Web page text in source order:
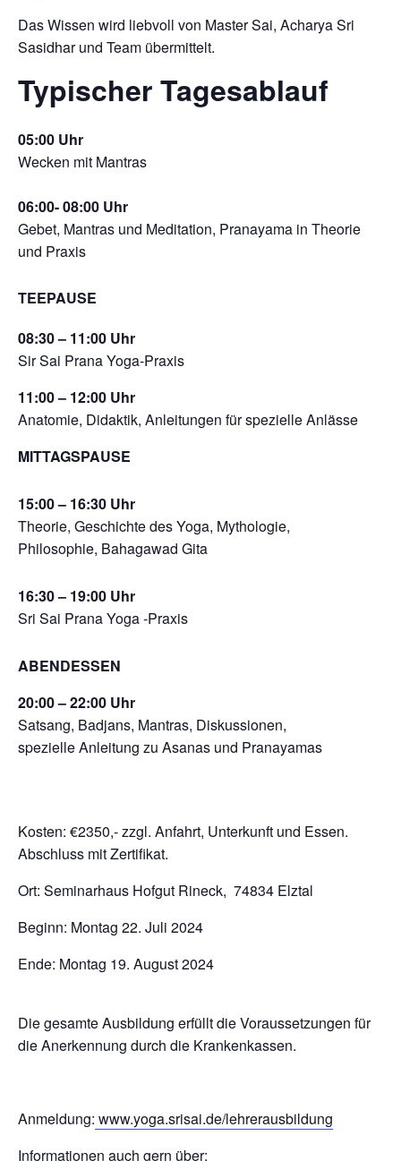
Das Wissen wird liebvoll von Master Sai, Acharya Sri
Sasidhar und Team übermittelt.
Typischer Tagesablauf
05:00 Uhr
Wecken mit Mantras
06:00- 08:00 Uhr
Gebet, Mantras und Meditation, Pranayama in Theorie
und Praxis
TEEPAUSE
08:30 – 11:00 Uhr
Sir Sai Prana Yoga-Praxis
11:00 – 12:00 Uhr
Anatomie, Didaktik, Anleitungen für spezielle Anlässe
MITTAGSPAUSE
15:00 – 16:30 Uhr
Theorie, Geschichte des Yoga, Mythologie,
Philosophie, Bahagawad Gita
16:30 – 19:00 Uhr
Sri Sai Prana Yoga -Praxis
ABENDESSEN
20:00 – 22:00 Uhr
Satsang, Badjans, Mantras, Diskussionen,
spezielle Anleitung zu Asanas und Pranayamas
Kosten: €2350,- zzgl. Anfahrt, Unterkunft und Essen.
Abschluss mit Zertifikat.
Ort: Seminarhaus Hofgut Rineck, 74834 Elztal
Beginn: Montag 22. Juli 2024
Ende: Montag 19. August 2024
Die gesamte Ausbildung erfüllt die Voraussetzungen für
die Anerkennung durch die Krankenkassen.
Anmeldung: www.yoga.srisai.de/lehrerausbildung
Informationen auch gern über: